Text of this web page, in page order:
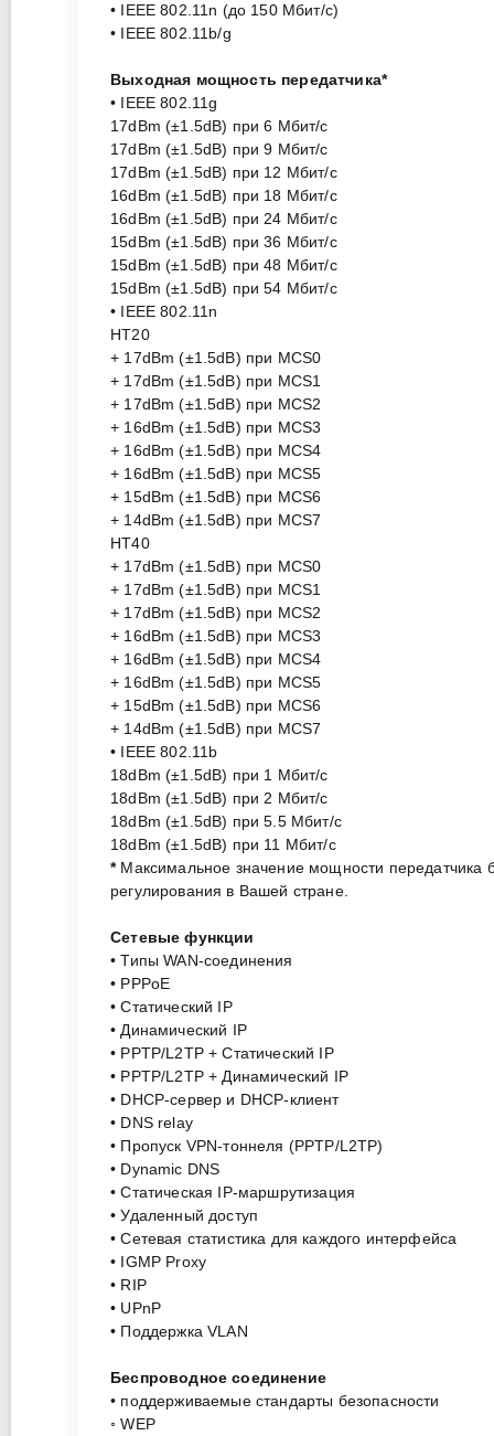
• IEEE 802.11n (до 150 Мбит/с)
• IEEE 802.11b/g
Выходная мощность передатчика*
• IEEE 802.11g
17dBm (±1.5dB) при 6 Мбит/с
17dBm (±1.5dB) при 9 Мбит/с
17dBm (±1.5dB) при 12 Мбит/с
16dBm (±1.5dB) при 18 Мбит/с
16dBm (±1.5dB) при 24 Мбит/с
15dBm (±1.5dB) при 36 Мбит/с
15dBm (±1.5dB) при 48 Мбит/с
15dBm (±1.5dB) при 54 Мбит/с
• IEEE 802.11n
HT20
+ 17dBm (±1.5dB) при MCS0
+ 17dBm (±1.5dB) при MCS1
+ 17dBm (±1.5dB) при MCS2
+ 16dBm (±1.5dB) при MCS3
+ 16dBm (±1.5dB) при MCS4
+ 16dBm (±1.5dB) при MCS5
+ 15dBm (±1.5dB) при MCS6
+ 14dBm (±1.5dB) при MCS7
HT40
+ 17dBm (±1.5dB) при MCS0
+ 17dBm (±1.5dB) при MCS1
+ 17dBm (±1.5dB) при MCS2
+ 16dBm (±1.5dB) при MCS3
+ 16dBm (±1.5dB) при MCS4
+ 16dBm (±1.5dB) при MCS5
+ 15dBm (±1.5dB) при MCS6
+ 14dBm (±1.5dB) при MCS7
• IEEE 802.11b
18dBm (±1.5dB) при 1 Мбит/с
18dBm (±1.5dB) при 2 Мбит/с
18dBm (±1.5dB) при 5.5 Мбит/с
18dBm (±1.5dB) при 11 Мбит/с
*Максимальное значение мощности передатчика
регулирования в Вашей стране.
Сетевые функции
• Типы WAN-соединения
• PPPoE
• Статический IP
• Динамический IP
• PPTP/L2TP + Статический IP
• PPTP/L2TP + Динамический IP
• DHCP-сервер и DHCP-клиент
• DNS relay
• Пропуск VPN-тоннеля (PPTP/L2TP)
• Dynamic DNS
• Статическая IP-маршрутизация
• Удаленный доступ
• Сетевая статистика для каждого интерфейса
• IGMP Proxy
• RIP
• UPnP
• Поддержка VLAN
Беспроводное соединение
• поддерживаемые стандарты безопасности
◦ WEP